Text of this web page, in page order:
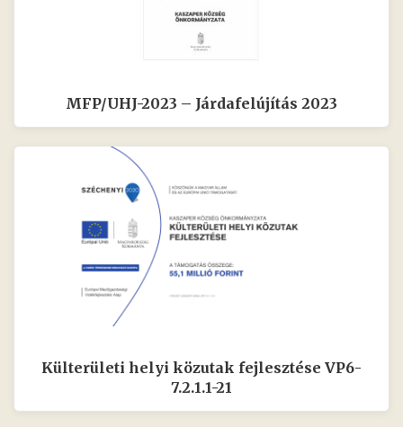
MFP/UHJ-2023 – Járdafelújítás 2023
Külterületi helyi közutak fejlesztése VP6-
7.2.1.1-21